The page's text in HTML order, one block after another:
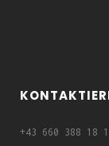
+43 660 388 18